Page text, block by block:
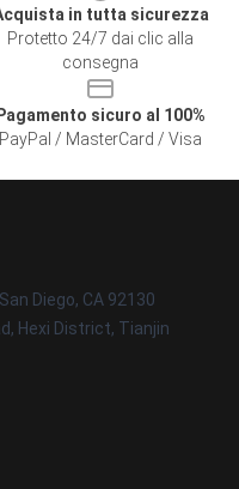
in tutta sicurezza
Protetto 24/7 dai clic alla
consegna
Pagamento sicuro al 100%
PayPal / MasterCard / Visa
Diego, CA 92130
Hexi District, Tianjin